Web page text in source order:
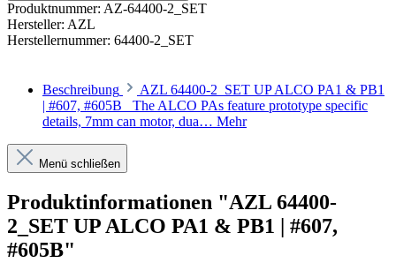
Produktnummer: AZ-64400-2_SET
Hersteller: AZL
Herstellernummer: 64400-2_SET
Beschreibung
AZL 64400-2_SET UP ALCO PA1 & PB1
| #607, #605B The ALCO PAs feature prototype specific
details, 7mm can motor, dua… Mehr
Menü schließen
Produktinformationen "AZL 64400-
2_SET UP ALCO PA1 & PB1 | #607,
#605B"